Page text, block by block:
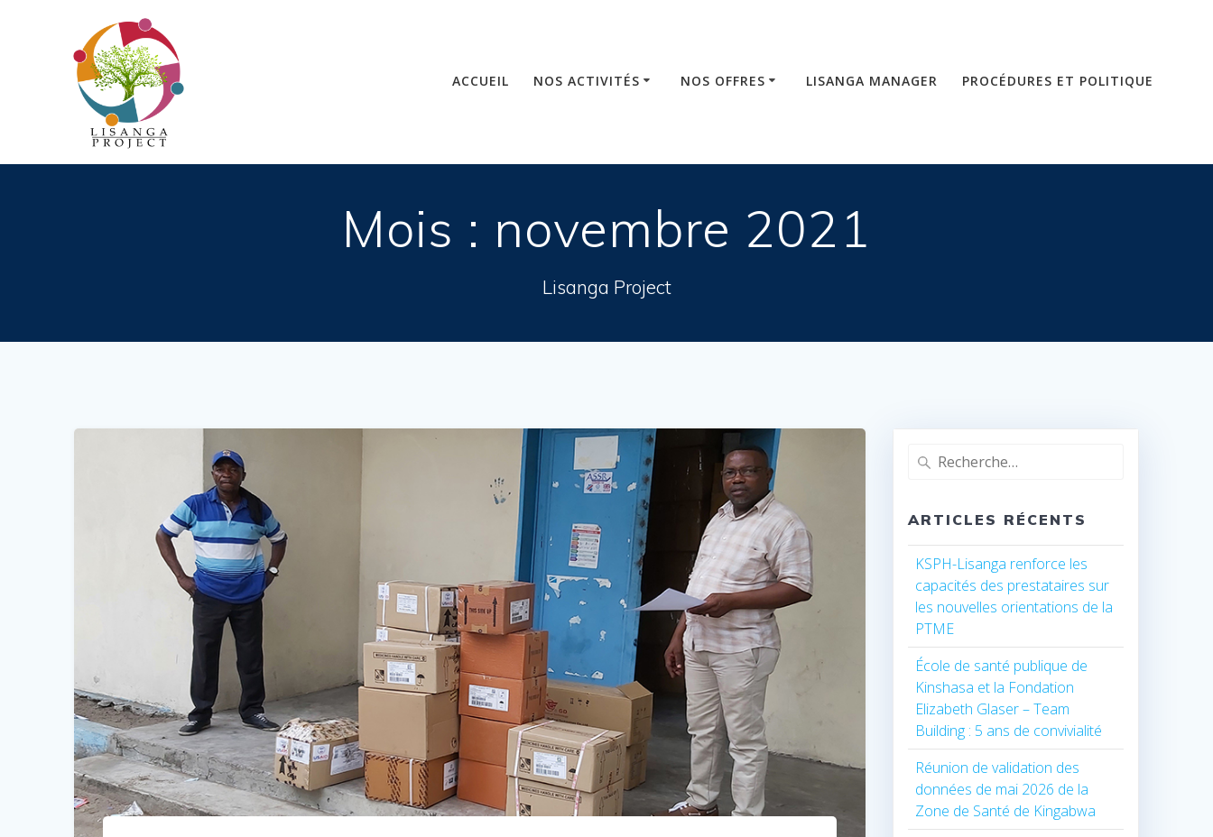
ACCUEIL NOS ACTIVITÉS NOS OFFRES LISANGA MANAGER PROCÉDURES ET POLITIQUE
Mois : novembre 2021
Lisanga Project
Recherche
ARTICLES RÉCENTS
KSPH-Lisanga renforce les
capacités des prestataires sur
les nouvelles orientations de la
PTME
École de santé publique de
Kinshasa et la Fondation
Elizabeth Glaser – Team
Building : 5 ans de convivialité
Réunion de validation des
données de mai 2026 de la
Zone de Santé de Kingabwa